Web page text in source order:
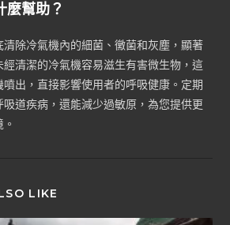
麼幫助？
除冷氣機內的細菌、黴菌和灰塵，顯著
清潔的冷氣機容易滋生有害微生物，這
出，直接影響使用者的呼吸健康。定期
道疾病，還能減少過敏原，為您提供更
LIKE